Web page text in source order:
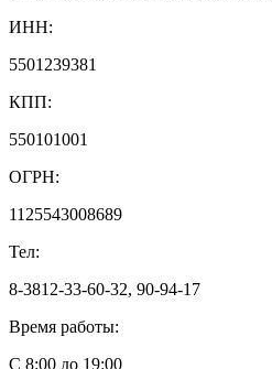
ИНН:
5501239381
КПП:
550101001
ОГРН:
1125543008689
Тел:
8-3812-33-60-32, 90-94-17
Время работы:
С 8:00 до 19:00